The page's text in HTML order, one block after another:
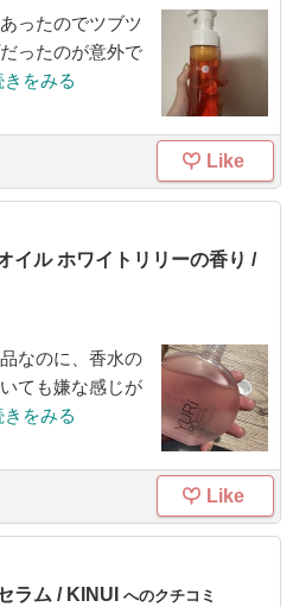
ったのでツブツ
ったのが意外で
をみる
Like
イル ホワイトリリーの香り /
なのに、香水の
ても嫌な感じが
をみる
Like
ラム / KINUI へのクチコミ